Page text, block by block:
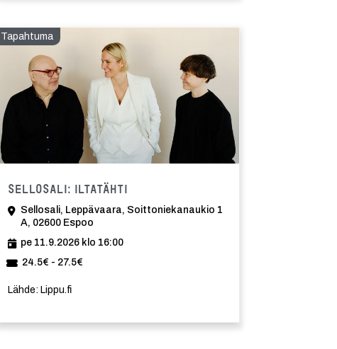
Tapahtuma
Sellosali: Iltatähti
Sellosali, Leppävaara, Soittoniekanaukio 1
A, 02600 Espoo
pe 11.9.2026 klo 16:00
24.5€ - 27.5€
Lähde: Lippu.fi